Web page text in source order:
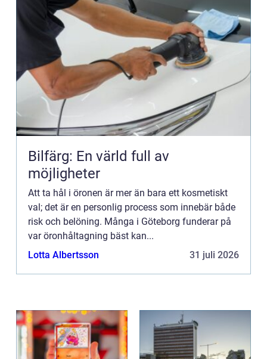
Bilfärg: En värld full av
möjligheter
Att ta hål i öronen är mer än bara ett kosmetiskt
val; det är en personlig process som innebär både
risk och belöning. Många i Göteborg funderar på
var öronhåltagning bäst kan...
Lotta Albertsson
31 juli 2026